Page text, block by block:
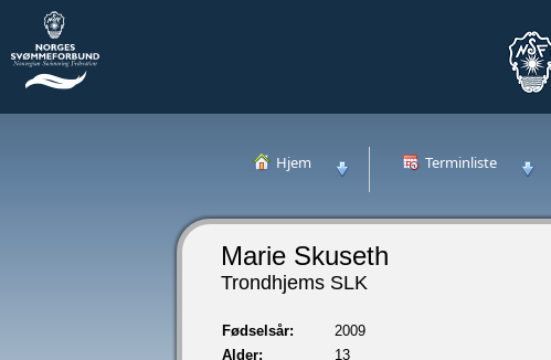
Hjem Terminliste
Marie Skuseth
Trondhjems SLK
Fødselsår:
2009
Alder:
13